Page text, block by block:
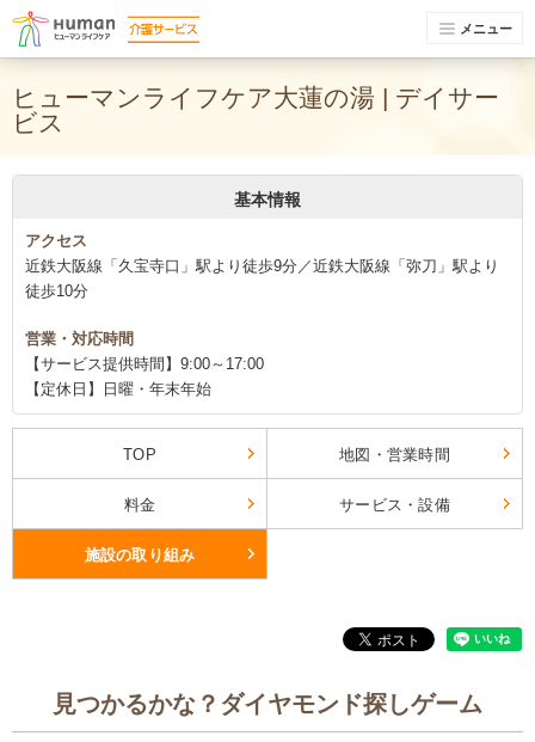
メニュー
ヒューマンライフケア大蓮の湯 | デイサー
ビス
基本情報
アクセス
近鉄大阪線「久宝寺口」駅より徒歩9分／近鉄大阪線「弥刀」駅より
徒歩10分
営業・対応時間
【サービス提供時間】9:00～17:00
【定休日】日曜・年末年始
TOP 地図・営業時間
料金 サービス・設備
施設の取り組み
見つかるかな？ダイヤモンド探しゲーム